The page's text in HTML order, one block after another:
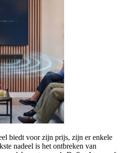
biedt voor zijn prijs, zijn er enkele
nadeel is het ontbreken van